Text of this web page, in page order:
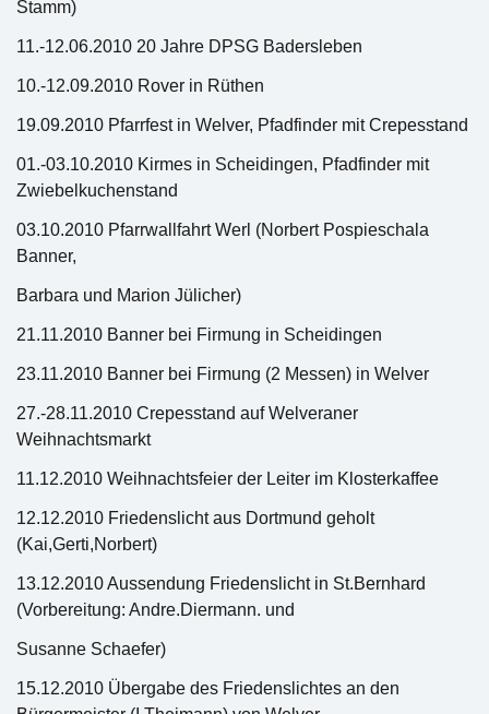
Stamm)
11.-12.06.2010 20 Jahre DPSG Badersleben
10.-12.09.2010 Rover in Rüthen
19.09.2010 Pfarrfest in Welver, Pfadfinder mit Crepesstand
01.-03.10.2010 Kirmes in Scheidingen, Pfadfinder mit
Zwiebelkuchenstand
03.10.2010 Pfarrwallfahrt Werl (Norbert Pospieschala
Banner,
Barbara und Marion Jülicher)
21.11.2010 Banner bei Firmung in Scheidingen
23.11.2010 Banner bei Firmung (2 Messen) in Welver
27.-28.11.2010 Crepesstand auf Welveraner
Weihnachtsmarkt
11.12.2010 Weihnachtsfeier der Leiter im Klosterkaffee
12.12.2010 Friedenslicht aus Dortmund geholt
(Kai,Gerti,Norbert)
13.12.2010 Aussendung Friedenslicht in St.Bernhard
(Vorbereitung: Andre.Diermann. und
Susanne Schaefer)
15.12.2010 Übergabe des Friedenslichtes an den